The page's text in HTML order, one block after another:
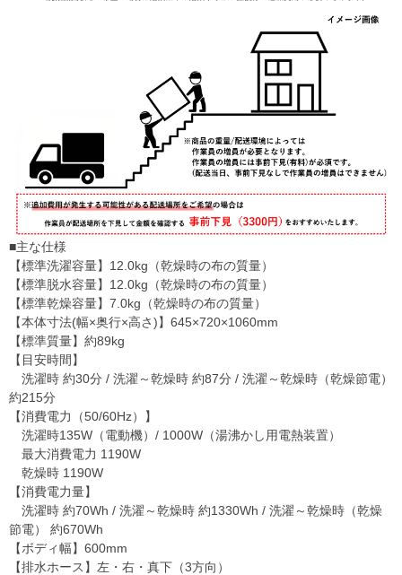
■主な仕様
【標準洗濯容量】12.0kg（乾燥時の布の質量）
【標準脱水容量】12.0kg（乾燥時の布の質量）
【標準乾燥容量】7.0kg（乾燥時の布の質量）
【本体寸法(幅×奥行×高さ)】645×720×1060mm
【標準質量】約89kg
【目安時間】
洗濯時 約30分 / 洗濯～乾燥時 約87分 / 洗濯～乾燥時（乾燥節電）
約215分
【消費電力（50/60Hz）】
洗濯時135W（電動機）/ 1000W（湯沸かし用電熱装置）
最大消費電力 1190W
乾燥時 1190W
【消費電力量】
洗濯時 約70Wh / 洗濯～乾燥時 約1330Wh / 洗濯～乾燥時（乾燥
節電） 約670Wh
【ボディ幅】600mm
【排水ホース】左・右・真下（3方向）